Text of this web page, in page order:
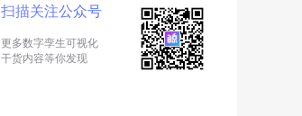
扫描关注公众号
更多数字孪生可视化
干货内容等你发现